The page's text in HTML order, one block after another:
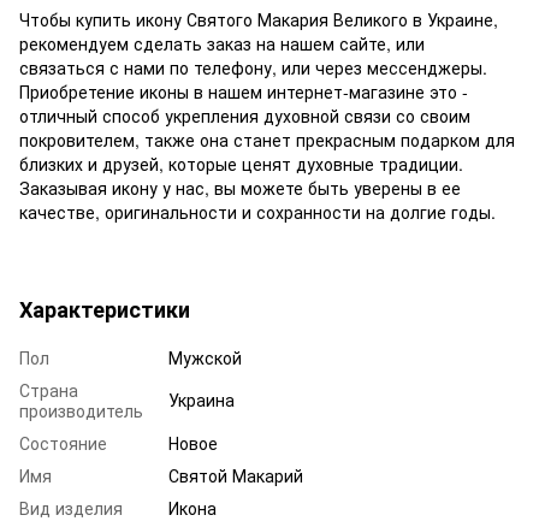
Чтобы купить икону Святого Макария Великого в Украине,
рекомендуем сделать заказ на нашем сайте, или
связаться с нами по телефону, или через мессенджеры.
Приобретение иконы в нашем интернет-магазине это -
отличный способ укрепления духовной связи со своим
покровителем, также она станет прекрасным подарком для
близких и друзей, которые ценят духовные традиции.
Заказывая икону у нас, вы можете быть уверены в ее
качестве, оригинальности и сохранности на долгие годы.
Характеристики
Пол
Мужской
Страна
производитель
Украина
Состояние
Новое
Имя
Святой Макарий
Вид изделия
Икона